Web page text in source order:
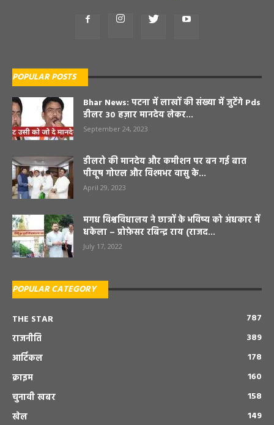
POPULAR POSTS
Bhar News: पटना में लाखों की संख्या में जुटेंगे Pds
डीलर 30 हज़ार मानदेय लेकर...
September 24, 2023
डीलरो की मानदेय और कमीशन पर बन गई बात
पीयूष गोएल और विश्मभर वासु के...
April 29, 2023
मगध विश्वविधालय ने छात्रों के भविष्य को अंधकार में
धकेला – प्रोफ़ेसर रबिन्द्र राय (राजद...
July 17, 2022
POPULAR CATEGORY
THE STAR
787
राजनीति
389
आर्टिकल
178
क्राइम
160
चुनावी खबर
158
खेल
149